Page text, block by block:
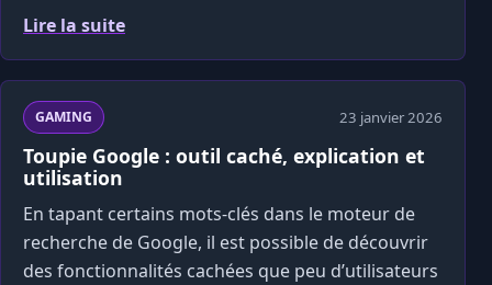
Lire la suite
GAMING 23 janvier 2026
Toupie Google : outil caché, explication et
utilisation
En tapant certains mots-clés dans le moteur de
recherche de Google, il est possible de découvrir
des fonctionnalités cachées que peu d’utilisateurs